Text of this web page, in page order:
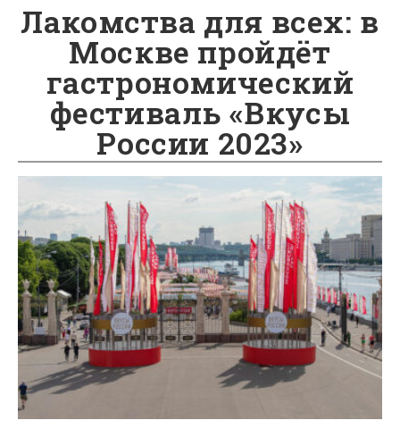
Лакомства для всех: в
Москве пройдёт
гастрономический
фестиваль «Вкусы
России 2023»